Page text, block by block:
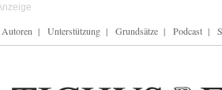
Autoren Unterstützung Grundsätze Podcast